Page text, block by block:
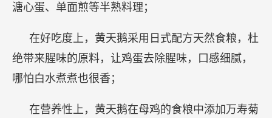
溏心蛋、单面煎等半熟料理；
在好吃度上，黄天鹅采用日式配方天然食粮，杜
绝带来腥味的原料，让鸡蛋去除腥味，口感细腻，
哪怕白水煮煮也很香；
在营养性上，黄天鹅在母鸡的食粮中添加万寿菊